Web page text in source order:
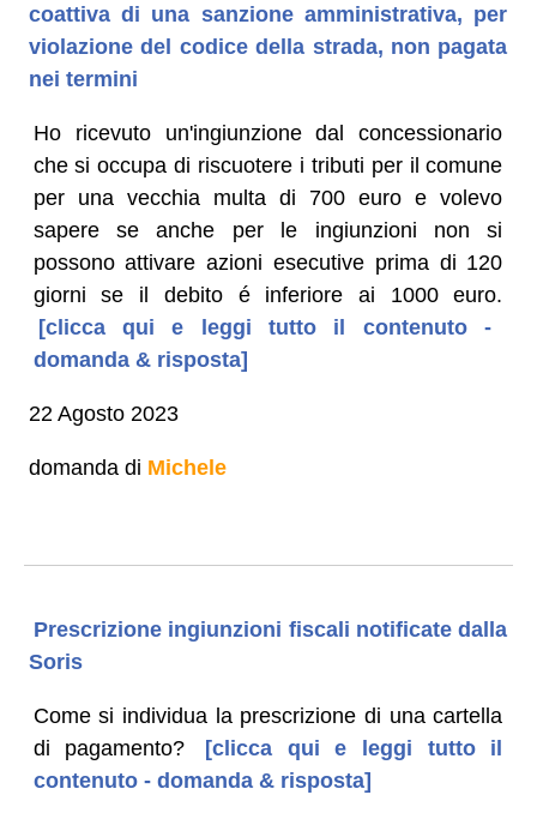
coattiva di una sanzione amministrativa, per
violazione del codice della strada, non pagata
nei termini
Ho ricevuto un'ingiunzione dal concessionario
che si occupa di riscuotere i tributi per il comune
per una vecchia multa di 700 euro e volevo
sapere se anche per le ingiunzioni non si
possono attivare azioni esecutive prima di 120
giorni se il debito é inferiore ai 1000 euro.
[clicca qui e leggi tutto il contenuto -
domanda & risposta]
22 Agosto 2023
domanda di Michele
Prescrizione ingiunzioni fiscali notificate dalla
Soris
Come si individua la prescrizione di una cartella
di pagamento?
[clicca qui e leggi tutto il
contenuto - domanda & risposta]